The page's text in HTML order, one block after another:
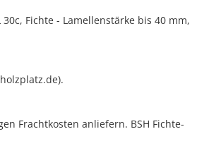
Fichte - Lamellenstärke bis 40 mm,
Frachtkosten anliefern. BSH Fichte-